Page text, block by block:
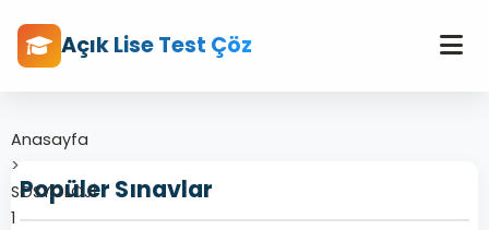
Açık Lise Test Çöz
Anasayfa
>
SOSYOLOJİ
1
Popüler Sınavlar